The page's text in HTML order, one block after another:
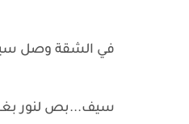
في الشقة وصل سيف
سيف...بص لنور